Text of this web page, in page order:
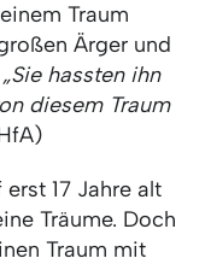
Traum
Ärger und
„Sie hassten ihn
diesem Traum
17 Jahre alt
Träume. Doch
Traum mit